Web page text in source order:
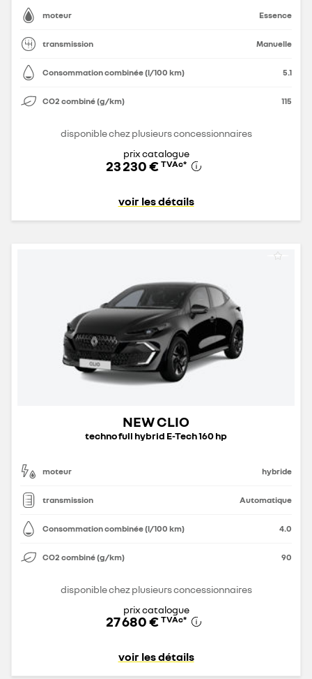
moteur Essence
transmission Manuelle
Consommation combinée (l/100 km) 5.1
CO2 combiné (g/km) 115
disponible chez plusieurs concessionnaires
prix catalogue
23 230 € TVAc*
voir les détails
NEW CLIO
techno full hybrid E-Tech 160 hp
moteur hybride
transmission Automatique
Consommation combinée (l/100 km) 4.0
CO2 combiné (g/km) 90
disponible chez plusieurs concessionnaires
prix catalogue
27 680 € TVAc*
voir les détails